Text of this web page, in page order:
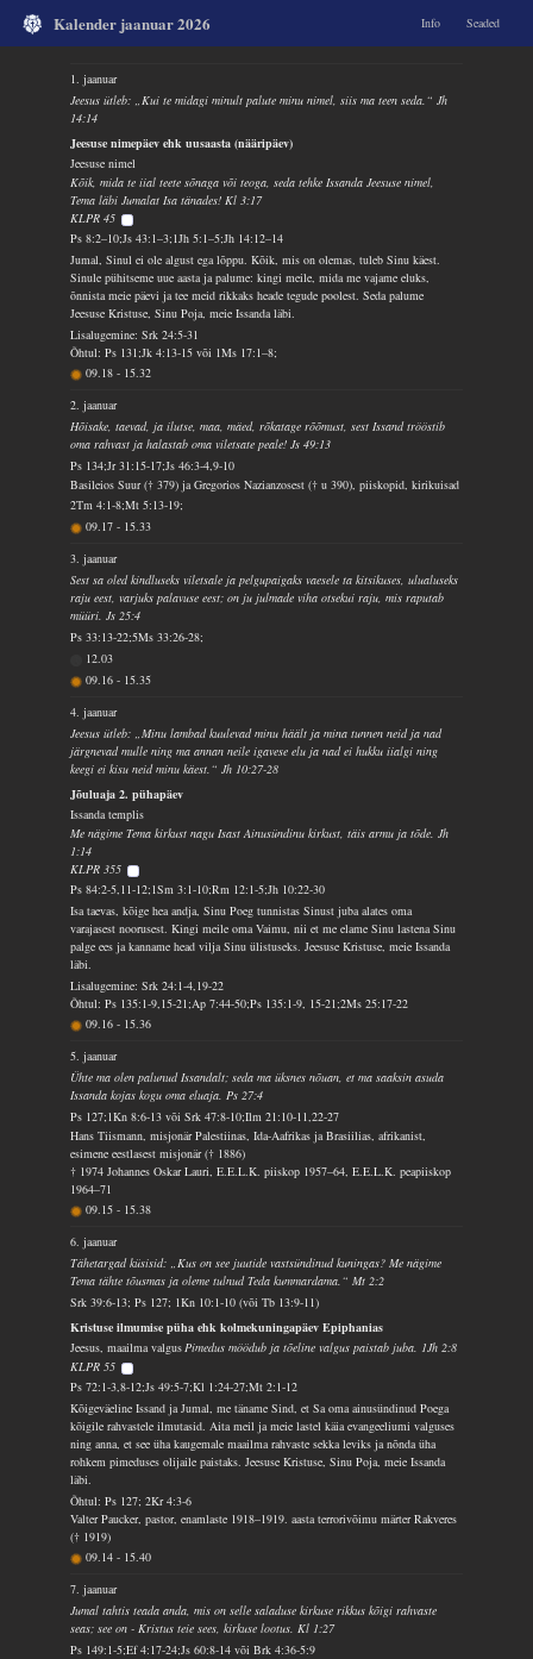
Kalender jaanuar 2026 Info Seaded
1. jaanuar
Jeesus ütleb: „Kui te midagi minult palute minu nimel, siis ma teen seda.“ Jh
14:14
Jeesuse nimepäev ehk uusaasta (nääripäev)
Jeesuse nimel
Kõik, mida te iial teete sõnaga või teoga, seda tehke Issanda Jeesuse nimel,
Tema läbi Jumalat Isa tänades! Kl 3:17
KLPR 45
Ps 8:2–10;Js 43:1–3;1Jh 5:1–5;Jh 14:12–14
Jumal, Sinul ei ole algust ega lõppu. Kõik, mis on olemas, tuleb Sinu käest.
Sinule pühitseme uue aasta ja palume: kingi meile, mida me vajame eluks,
õnnista meie päevi ja tee meid rikkaks heade tegude poolest. Seda palume
Jeesuse Kristuse, Sinu Poja, meie Issanda läbi.
Lisalugemine: Srk 24:5-31
Õhtul: Ps 131;Jk 4:13-15 või 1Ms 17:1–8;
09.18- 15.32
2. jaanuar
Hõisake, taevad, ja ilutse, maa, mäed, rõkatage rõõmust, sest Issand trööstib
oma rahvast ja halastab oma viletsate peale! Js 49:13
Ps 134;Jr 31:15-17;Js 46:3-4,9-10
Basileios Suur († 379) ja Gregorios Nazianzosest († u 390), piiskopid, kirikuisad
2Tm 4:1-8;Mt 5:13-19;
09.17- 15.33
3. jaanuar
Sest sa oled kindluseks viletsale ja pelgupaigaks vaesele ta kitsikuses, ulualuseks
raju eest, varjuks palavuse eest; on ju julmade viha otsekui raju, mis raputab
müüri. Js 25:4
Ps 33:13-22;5Ms 33:26-28;
12.03
09.16- 15.35
4. jaanuar
Jeesus ütleb: „Minu lambad kuulevad minu häält ja mina tunnen neid ja nad
järgnevad mulle ning ma annan neile igavese elu ja nad ei hukku iialgi ning
keegi ei kisu neid minu käest.“ Jh 10:27-28
Jõuluaja 2. pühapäev
Issanda templis
Me nägime Tema kirkust nagu Isast Ainusündinu kirkust, täis armu ja tõde. Jh
1:14
KLPR 355
Ps 84:2-5,11-12;1Sm 3:1-10;Rm 12:1-5;Jh 10:22-30
Isa taevas, kõige hea andja, Sinu Poeg tunnistas Sinust juba alates oma
varajasest noorusest. Kingi meile oma Vaimu, nii et me elame Sinu lastena Sinu
palge ees ja kanname head vilja Sinu ülistuseks. Jeesuse Kristuse, meie Issanda
läbi.
Lisalugemine: Srk 24:1-4,19-22
Õhtul: Ps 135:1-9,15-21;Ap 7:44-50;Ps 135:1-9, 15-21;2Ms 25:17-22
09.16- 15.36
5. jaanuar
Ühte ma olen palunud Issandalt; seda ma üksnes nõuan, et ma saaksin asuda
Issanda kojas kogu oma eluaja. Ps 27:4
Ps 127;1Kn 8:6-13 või Srk 47:8-10;Ilm 21:10-11,22-27
Hans Tiismann, misjonär Palestiinas, Ida-Aafrikas ja Brasiilias, afrikanist,
esimene eestlasest misjonär († 1886)
† 1974 Johannes Oskar Lauri, E.E.L.K. piiskop 1957–64, E.E.L.K. peapiiskop
1964–71
09.15- 15.38
6. jaanuar
Tähetargad küsisid: „Kus on see juutide vastsündinud kuningas? Me nägime
Tema tähte tõusmas ja oleme tulnud Teda kummardama.“ Mt 2:2
Srk 39:6-13; Ps 127; 1Kn 10:1-10 (või Tb 13:9-11)
Kristuse ilmumise püha ehk kolmekuningapäev Epiphanias
Jeesus, maailma valgusPimedus möödub ja tõeline valgus paistab juba. 1Jh 2:8
KLPR 55
Ps 72:1-3,8-12;Js 49:5-7;Kl 1:24-27;Mt 2:1-12
Kõigeväeline Issand ja Jumal, me täname Sind, et Sa oma ainusündinud Poega
kõigile rahvastele ilmutasid. Aita meil ja meie lastel käia evangeeliumi valguses
ning anna, et see üha kaugemale maailma rahvaste sekka leviks ja nõnda üha
rohkem pimeduses olijaile paistaks. Jeesuse Kristuse, Sinu Poja, meie Issanda
läbi.
Õhtul: Ps 127; 2Kr 4:3-6
Valter Paucker, pastor, enamlaste 1918–1919. aasta terrorivõimu märter Rakveres
(† 1919)
09.14- 15.40
7. jaanuar
Jumal tahtis teada anda, mis on selle saladuse kirkuse rikkus kõigi rahvaste
seas; see on - Kristus teie sees, kirkuse lootus. Kl 1:27
Ps 149:1-5;Ef 4:17-24;Js 60:8-14 või Brk 4:36-5:9